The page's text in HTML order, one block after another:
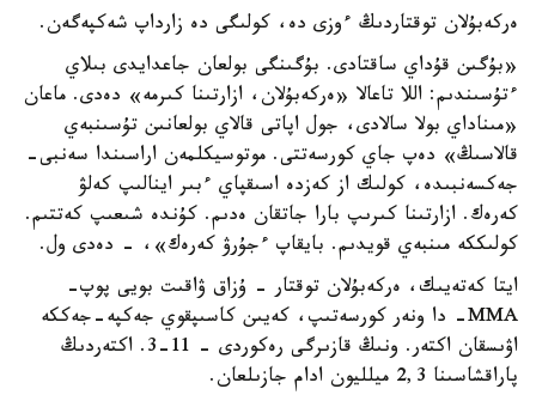
ەركەبۇلان توقتاردىڭ ءوزى دە، كولىگى دە زارداپ شەكپەگەن.
«بۇگىن قۇداي ساقتادى. بۇگىنگى بولعان جاعدايدى بىلاي
ءتۇسىندىم: اللا تاعالا «ەركەبۇلان، ازارتىنا كىرمە» دەدى. ماعان
«مىناداي بولا سالادى، جول اپاتى قالاي بولعانىن تۇسىنبەي
قالاسىڭ» دەپ جاي كورسەتتى. موتوسيكلمەن اراسىندا سەنبى-
جەكسەنبىدە، كولىك از كەزدە اسىقپاي ءبىر اينالىپ كەلۋ
كەرەك. ازارتىنا كىرىپ بارا جاتقان ەدىم. كۇندە شىعىپ كەتتىم.
كولىككە مىنبەي قويدىم. بايقاپ ءجۇرۋ كەرەك»، - دەدى ول.
ايتا كەتەيىك، ەركەبۇلان توقتار - ۇزاق ۋاقىت بويى پوپ-
MMA- دا ونەر كورسەتىپ، كەيىن كاسىپقوي جەكپە-جەككە
اۋىسقان اكتەر. ونىڭ قازىرگى رەكوردى - 11-3. اكتەردىڭ
پاراقشاسىنا 2,3 ميلليون ادام جازىلعان.